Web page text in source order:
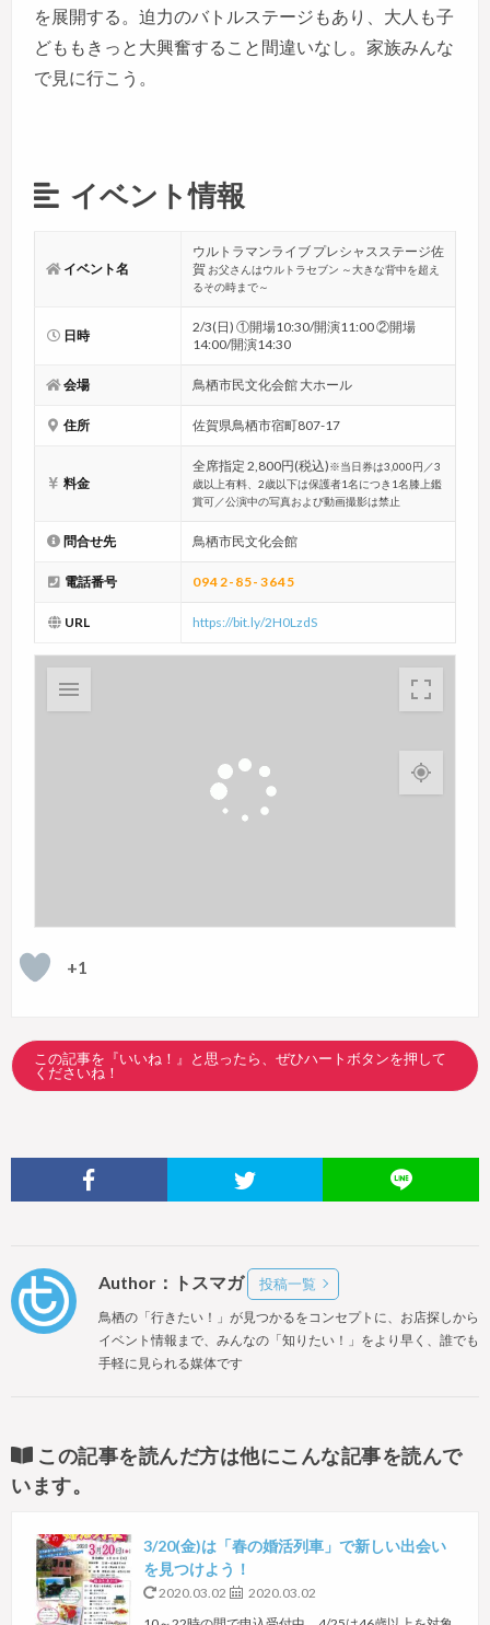
を展開する。迫力のバトルステージもあり、大人も子
どももきっと大興奮すること間違いなし。家族みんな
で見に行こう。
イベント情報
イベント名
ウルトラマンライブ プレシャスステージ佐
賀 お父さんはウルトラセブン ～大きな背中を超え
るその時まで～
日時
2/3(日) ①開場10:30/開演11:00 ②開場
14:00/開演14:30
会場 鳥栖市民文化会館 大ホール
住所 佐賀県鳥栖市宿町807-17
料金
全席指定 2,800円(税込)※当日券は3,000円／3
歳以上有料、2歳以下は保護者1名につき1名膝上鑑
賞可／公演中の写真および動画撮影は禁止
問合せ先 鳥栖市民文化会館
電話番号 0942-85-3645
URL https://bit.ly/2H0LzdS
+1
この記事を『いいね！』と思ったら、ぜひハートボタンを押して
くださいね！
Author：トスマガ 投稿一覧
鳥栖の「行きたい！」が見つかるをコンセプトに、お店探しから
イベント情報まで、みんなの「知りたい！」をより早く、誰でも
手軽に見られる媒体です
この記事を読んだ方は他にこんな記事を読んで
います。
3/20(金)は「春の婚活列車」で新しい出会い
を見つけよう！
2020.03.02
2020.03.02